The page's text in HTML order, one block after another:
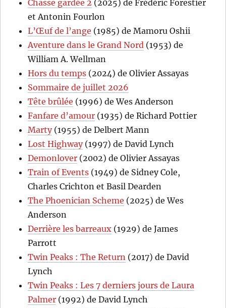
Chasse gardée 2 (2025) de Frédéric Forestier
et Antonin Fourlon
L’Œuf de l’ange (1985) de Mamoru Oshii
Aventure dans le Grand Nord (1953) de
William A. Wellman
Hors du temps (2024) de Olivier Assayas
Sommaire de juillet 2026
Tête brûlée (1996) de Wes Anderson
Fanfare d’amour (1935) de Richard Pottier
Marty(1955) de Delbert Mann
Lost Highway(1997) de David Lynch
Demonlover (2002) de Olivier Assayas
Train of Events (1949) de Sidney Cole,
Charles Crichton et Basil Dearden
The Phoenician Scheme (2025) de Wes
Anderson
Derrière les barreaux (1929) de James
Parrott
Twin Peaks : The Return (2017) de David
Lynch
Twin Peaks : Les 7 derniers jours de Laura
Palmer (1992) de David Lynch